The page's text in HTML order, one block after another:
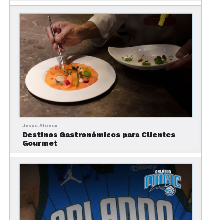
Mira nuestro video
coctel con
vista al mar.
3. Admira el Arte en el Museo Dalí
Si eres amante del arte, el Museo Dalíes una
parada obligatoria. Alberga la colección más
grande de obras de Salvador Dalí fuera de España y
es una joya arquitectónica y cultural en St.
Petersburg.
Costo:$25 USD para adultos.
en TopGolf St. Petersburg
Este innovador campo de golf combina tecnología
avanzada con una experiencia divertida para
grupos. Además de jugar, puedes disfrutar de
Jesús Alonso
Destinos Gastronómicos para Clientes
Gourmet